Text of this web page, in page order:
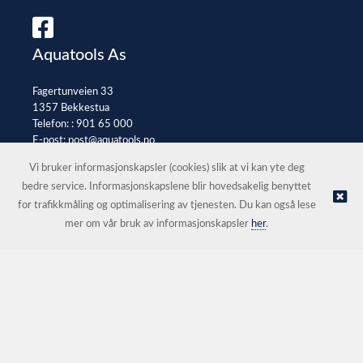
Aquatools As
Fagertunveien 33
1357 Bekkestua
Telefon: : 901 65 000
E-post:post@aquatools.no
© Aquatools As |Nettbutikk levert av Kréatif
Vi bruker informasjonskapsler (cookies) slik at vi kan yte deg
bedre service. Informasjonskapslene blir hovedsakelig benyttet
for trafikkmåling og optimalisering av tjenesten. Du kan også lese
mer om vår bruk av informasjonskapsler her.